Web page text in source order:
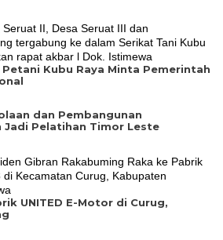
Kubu Raya Minta Pemerintah
dan Pembangunan
Pelatihan Timor Leste
UNITED E-Motor di Curug,